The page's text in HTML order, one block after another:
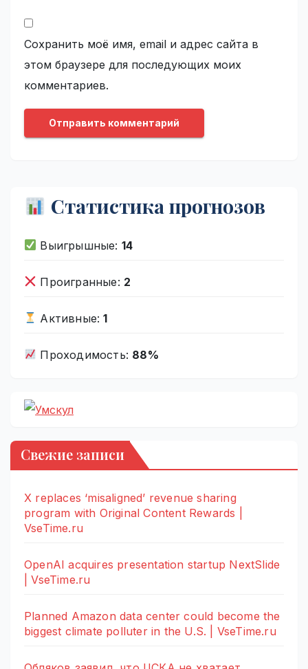
Сохранить моё имя, email и адрес сайта в
этом браузере для последующих моих
комментариев.
Статистика прогнозов
Выигрышные: 14
Проигранные: 2
Активные:1
Проходимость: 88%
Свежие записи
X replaces ‘misaligned’ revenue sharing
program with Original Content Rewards |
VseTime.ru
OpenAI acquires presentation startup NextSlide
| VseTime.ru
Planned Amazon data center could become the
biggest climate polluter in the U.S. | VseTime.ru